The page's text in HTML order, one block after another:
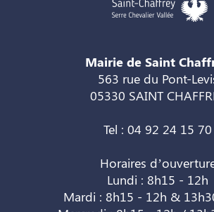
Mairie de Saint
563 rue du Pont-
05330 SAINT
Tel : 04 92 24 15 70
Horaires
Lundi : 8h15 - 12h
Mardi : 8h15 - 12h &